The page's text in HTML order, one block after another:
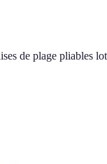
de plage pliables